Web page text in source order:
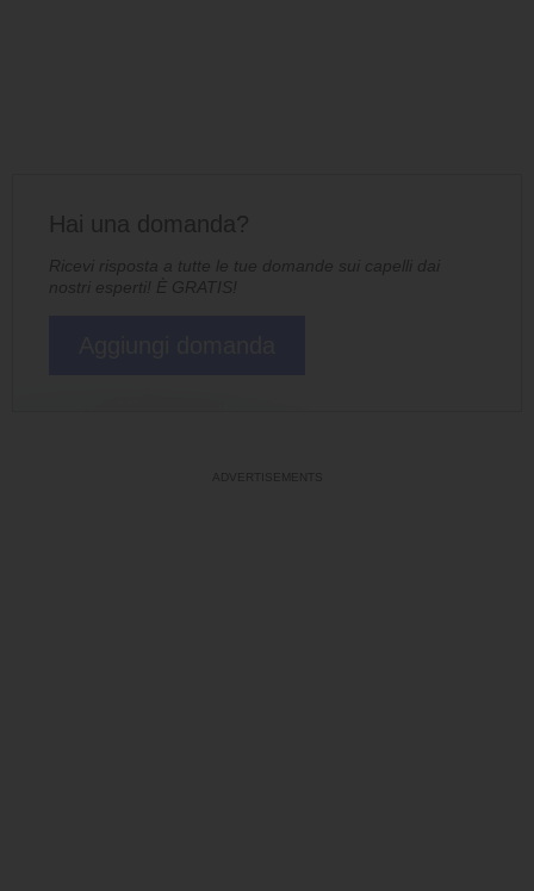
Hai una domanda?
Ricevi risposta a tutte le tue domande sui capelli dai
nostri esperti! È GRATIS!